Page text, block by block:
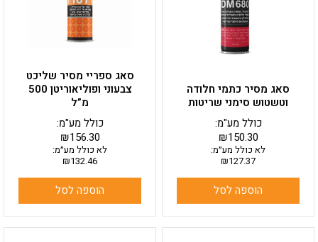
סאג מסיר כתמי חלודה
וטשטוש סימני שריטות
₪150.30
כולל מע"מ:
לא כולל מע״מ:
₪127.37
הוספה לסל
סאג ספריי מסיר שליכט
צבעוני ופוליאוריטן 500
מ”ל
₪156.30
כולל מע"מ:
לא כולל מע״מ:
₪132.46
הוספה לסל